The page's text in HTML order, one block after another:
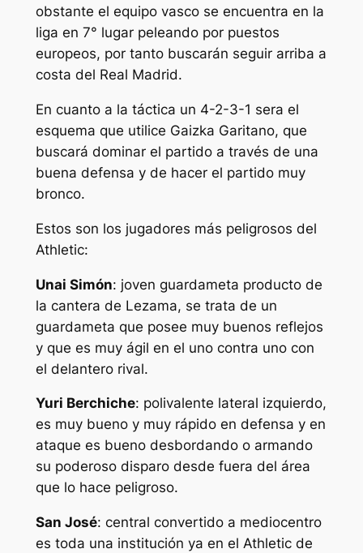
obstante el equipo vasco se encuentra en la
liga en 7° lugar peleando por puestos
europeos, por tanto buscarán seguir arriba a
costa del Real Madrid.
En cuanto a la táctica un 4-2-3-1 sera el
esquema que utilice Gaizka Garitano, que
buscará dominar el partido a través de una
buena defensa y de hacer el partido muy
bronco.
Estos son los jugadores más peligrosos del
Athletic:
Unai Simón: joven guardameta producto de
la cantera de Lezama, se trata de un
guardameta que posee muy buenos reflejos
y que es muy ágil en el uno contra uno con
el delantero rival.
Yuri Berchiche: polivalente lateral izquierdo,
es muy bueno y muy rápido en defensa y en
ataque es bueno desbordando o armando
su poderoso disparo desde fuera del área
que lo hace peligroso.
San José: central convertido a mediocentro
es toda una institución ya en el Athletic de